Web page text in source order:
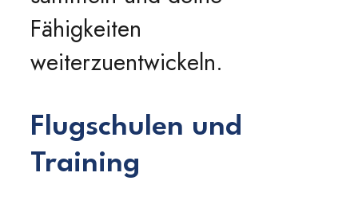
Fähigkeiten
weiterzuentwickeln.
Flugschulen und
Training